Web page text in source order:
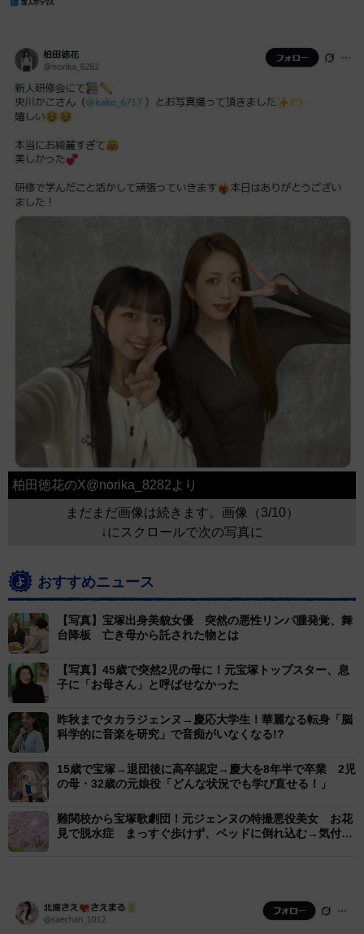
柏田徳花のX@norika_8282より
まだまだ画像は続きます。画像（3/10）
↓にスクロールで次の写真に
おすすめニュース
【写真】宝塚出身美貌女優 突然の悪性リンパ腫発覚、舞
台降板 亡き母から託された物とは
【写真】45歳で突然2児の母に！元宝塚トップスター、息
子に「お母さん」と呼ばせなかった
昨秋までタカラジェンヌ→慶応大学生！華麗なる転身「脳
科学的に音楽を研究」で音痴がいなくなる!?
15歳で宝塚→退団後に高卒認定→慶大を8年半で卒業 2児
の母・32歳の元娘役「どんな状況でも学び直せる！」
難関校から宝塚歌劇団！元ジェンヌの特撮悪役美女 お花
見で脱水症 まっすぐ歩けず、ベッドに倒れ込む→気付け